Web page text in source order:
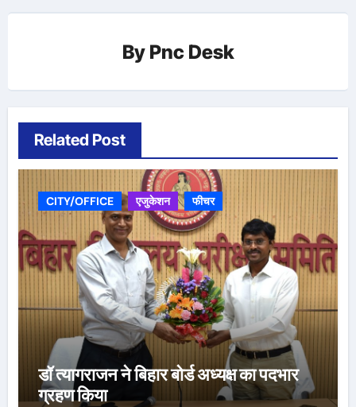
By Pnc Desk
Related Post
CITY/OFFICE एजुकेशन फीचर
डॉ त्यागराजन ने बिहार बोर्ड अध्यक्ष का पदभार
ग्रहण किया